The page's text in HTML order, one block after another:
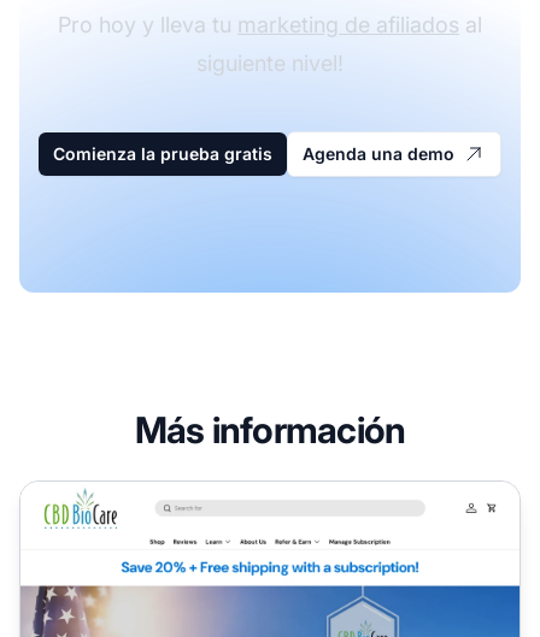
Pro hoy y lleva tu marketing de afiliados al
siguiente nivel!
Comienza la prueba gratis Agenda una demo
Más información
Programa de Afiliados de CBD BioCare